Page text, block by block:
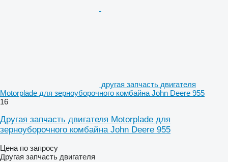
другая запчасть двигателя
Motorplade для зерноуборочного комбайна John Deere 955
16
Другая запчасть двигателя Motorplade для
зерноуборочного комбайна John Deere 955
Цена по запросу
Другая запчасть двигателя